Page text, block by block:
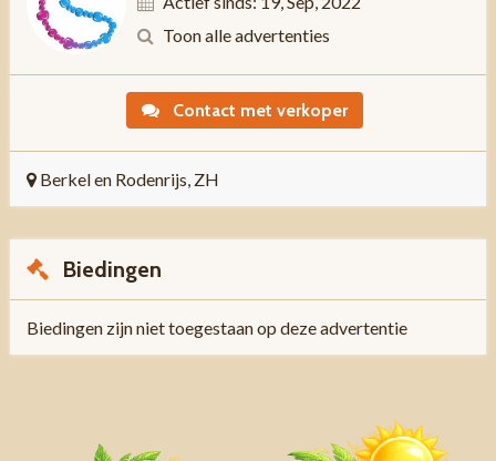
Toon alle advertenties
Contact met verkoper
Berkel en Rodenrijs, ZH
Biedingen
Biedingen zijn niet toegestaan op deze advertentie